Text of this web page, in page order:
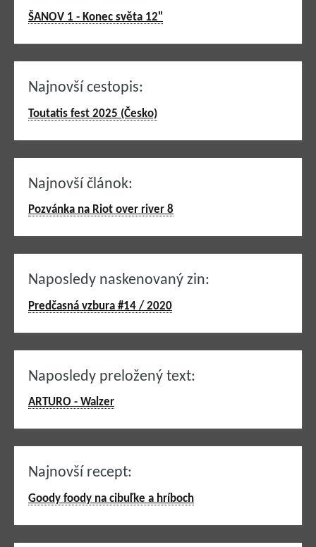
ŠANOV 1 - Konec světa 12"
Najnovší cestopis:
Toutatis fest 2025 (Česko)
Najnovší článok:
Pozvánka na Riot over river 8
Naposledy naskenovaný zin:
Predčasná vzbura #14 / 2020
Naposledy preložený text:
ARTURO - Walzer
Najnovší recept:
Goody foody na cibuľke a hríboch